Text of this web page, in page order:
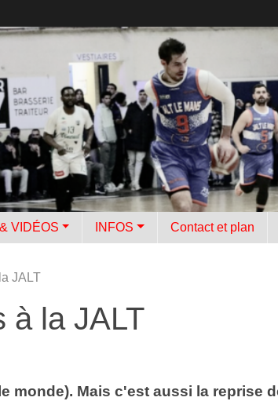
VIDÉOS INFOS Contact et plan
JALT
à la JALT
monde). Mais c'est aussi la reprise